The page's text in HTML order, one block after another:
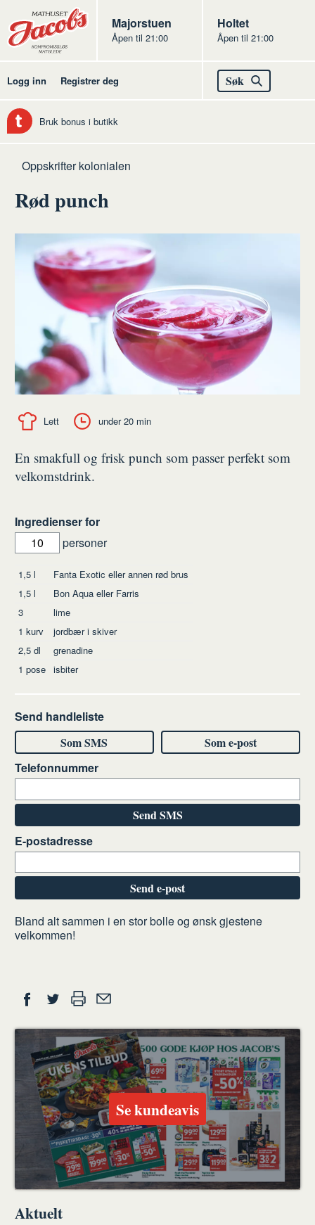
Butikker
Jacobs
Majorstuen
Åpen til 21:00
Jacobs
Holtet
Åpen til 21:00
Logg inn Registrer deg Søk
Bruk bonus i butikk
Hjem
Kolonialen
Oppskrifter kolonialen
Rød punch
Lett under 20 min
En smakfull og frisk punch som passer perfekt som
velkomstdrink.
Ingredienser for
personer
Ingredienser
1,5l
Fanta Exotic eller annen rød brus
1,5l
Bon Aqua eller Farris
3
lime
1 kurv jordbæri skiver
2,5dl
grenadine
1 pose isbiter
Send handleliste
Som SMS
Som e-post
Telefonnummer
Send SMS
E-postadresse
Send e-post
Slik
gjør
Bland alt sammen i en stor bolle og ønsk gjestene
velkommen!
Del
på
Facebook
på
Twitter
ut en
venn
Se kundeavis
Aktuelt